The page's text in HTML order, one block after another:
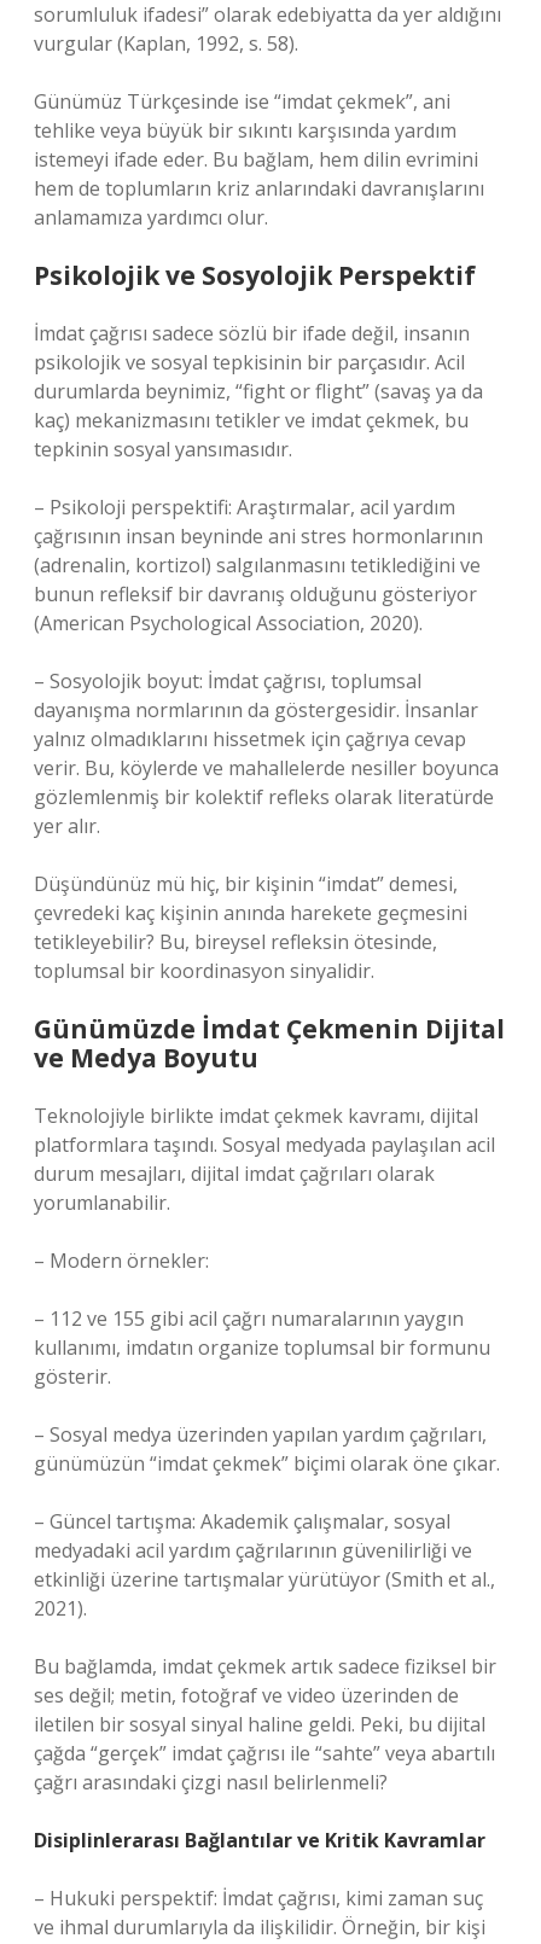
sorumluluk ifadesi” olarak edebiyatta da yer aldığını
vurgular (Kaplan, 1992, s. 58).
Günümüz Türkçesinde ise “imdat çekmek”, ani
tehlike veya büyük bir sıkıntı karşısında yardım
istemeyi ifade eder. Bu bağlam, hem dilin evrimini
hem de toplumların kriz anlarındaki davranışlarını
anlamamıza yardımcı olur.
Psikolojik ve Sosyolojik Perspektif
İmdat çağrısı sadece sözlü bir ifade değil, insanın
psikolojik ve sosyal tepkisinin bir parçasıdır. Acil
durumlarda beynimiz, “fight or flight” (savaş ya da
kaç) mekanizmasını tetikler ve imdat çekmek, bu
tepkinin sosyal yansımasıdır.
– Psikoloji perspektifi: Araştırmalar, acil yardım
çağrısının insan beyninde ani stres hormonlarının
(adrenalin, kortizol) salgılanmasını tetiklediğini ve
bunun refleksif bir davranış olduğunu gösteriyor
(American Psychological Association, 2020).
– Sosyolojik boyut: İmdat çağrısı, toplumsal
dayanışma normlarının da göstergesidir. İnsanlar
yalnız olmadıklarını hissetmek için çağrıya cevap
verir. Bu, köylerde ve mahallelerde nesiller boyunca
gözlemlenmiş bir kolektif refleks olarak literatürde
yer alır.
Düşündünüz mü hiç, bir kişinin “imdat” demesi,
çevredeki kaç kişinin anında harekete geçmesini
tetikleyebilir? Bu, bireysel refleksin ötesinde,
toplumsal bir koordinasyon sinyalidir.
Günümüzde İmdat Çekmenin Dijital
ve Medya Boyutu
Teknolojiyle birlikte imdat çekmek kavramı, dijital
platformlara taşındı. Sosyal medyada paylaşılan acil
durum mesajları, dijital imdat çağrıları olarak
yorumlanabilir.
– Modern örnekler:
– 112 ve 155 gibi acil çağrı numaralarının yaygın
kullanımı, imdatın organize toplumsal bir formunu
gösterir.
– Sosyal medya üzerinden yapılan yardım çağrıları,
günümüzün “imdat çekmek” biçimi olarak öne çıkar.
– Güncel tartışma: Akademik çalışmalar, sosyal
medyadaki acil yardım çağrılarının güvenilirliği ve
etkinliği üzerine tartışmalar yürütüyor (Smith et al.,
2021).
Bu bağlamda, imdat çekmek artık sadece fiziksel bir
ses değil; metin, fotoğraf ve video üzerinden de
iletilen bir sosyal sinyal haline geldi. Peki, bu dijital
çağda “gerçek” imdat çağrısı ile “sahte” veya abartılı
çağrı arasındaki çizgi nasıl belirlenmeli?
Disiplinlerarası Bağlantılar ve Kritik Kavramlar
– Hukuki perspektif: İmdat çağrısı, kimi zaman suç
ve ihmal durumlarıyla da ilişkilidir. Örneğin, bir kişi